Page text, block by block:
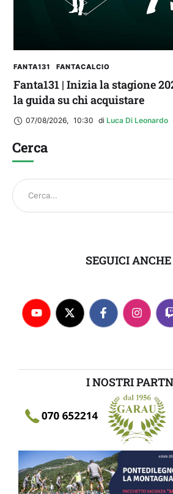
FANTA131 FANTACALCIO
Fanta131 | Inizia la stagione
la guida su chi acquistare
07/08/2026, 10:30 di Luca Di Leonardo
Cerca
SEGUICI
I NOSTRI